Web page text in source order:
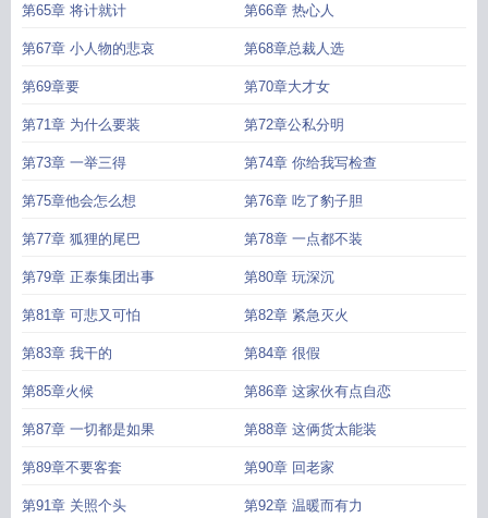
第65章 将计就计 第66章 热心人
第67章 小人物的悲哀 第68章总裁人选
第69章要 第70章大才女
第71章 为什么要装 第72章公私分明
第73章 一举三得 第74章 你给我写检查
第75章他会怎么想 第76章 吃了豹子胆
第77章 狐狸的尾巴 第78章 一点都不装
第79章 正泰集团出事 第80章 玩深沉
第81章 可悲又可怕 第82章 紧急灭火
第83章 我干的 第84章 很假
第85章火候 第86章 这家伙有点自恋
第87章 一切都是如果 第88章 这俩货太能装
第89章不要客套 第90章 回老家
第91章 关照个头 第92章 温暖而有力